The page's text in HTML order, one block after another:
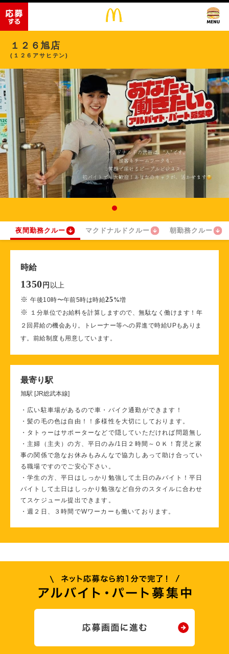
１２６旭店
(１２６アサヒテン)
夜間勤務クルー マクドナルドクルー 朝勤務クルー
時給
1350 円 以上
※午後10時〜午前5時は時給25%増
※
１分単位でお給料を計算しますので、無駄なく働けます！年
２回昇給の機会あり。トレーナー等への昇進で時給UPもありま
す。前給制度も用意しています。
最寄り駅
旭駅 [JR総武本線]
・広い駐車場があるので車・バイク通勤ができます！
・髪の毛の色は自由！！多様性を大切にしております。
・タトゥーはサポーターなどで隠していただければ問題無し
・主婦（主夫）の方、平日のみ/1日２時間～ＯＫ！育児と家
事の関係で急なお休みもみんなで協力しあって助け合ってい
る職場ですのでご安心下さい。
・学生の方、平日はしっかり勉強して土日のみバイト！平日
バイトして土日はしっかり勉強など自分のスタイルに合わせ
てスケジュール提出できます。
・週２日、３時間でWワーカーも働いております。